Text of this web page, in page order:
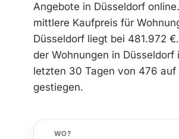
Angebote in Düsseldorf
mittlere Kaufpreis für
Düsseldorf liegt bei 481.972
der Wohnungen in Düsseldorf
letzten 30 Tagen von 476 auf
gestiegen.
WO?